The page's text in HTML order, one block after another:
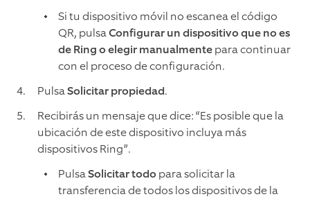
Si tu dispositivo móvil no escanea el código
QR, pulsaConfigurar un dispositivo que no es
de Ring o elegir manualmentepara continuar
con el proceso de configuración.
PulsaSolicitar propiedad.
Recibirás un mensaje que dice: “Es posible que la
ubicación de este dispositivo incluya más
dispositivos Ring”.
PulsaSolicitar todo para solicitar la
transferencia de todos los dispositivos de la